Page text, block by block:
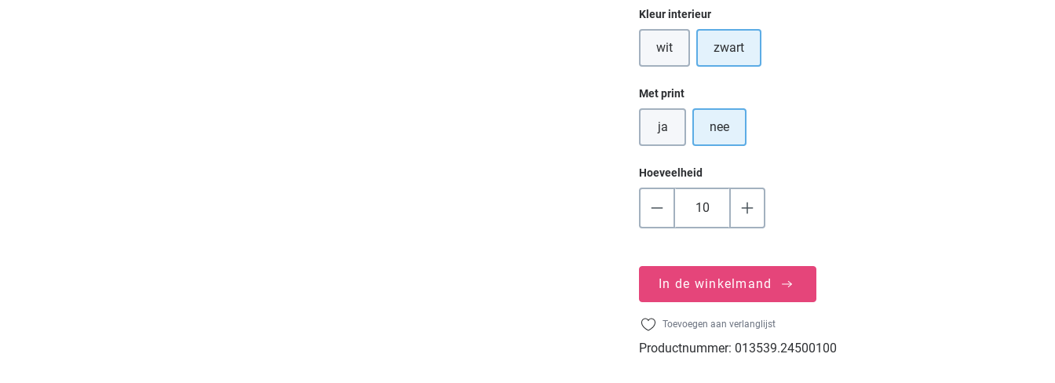
Selecteer
Kleur interieur
wit(Deze optie is momenteel niet beschikbaar.)
zwart
Selecteer
Met print
ja nee
Hoeveelheid
In de winkelmand
Toevoegen aan verlanglijst
Productnummer: 013539.24500100